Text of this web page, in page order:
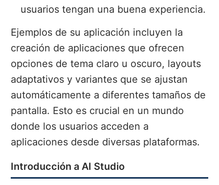
usuarios tengan una buena experiencia.
Ejemplos de su aplicación incluyen la
creación de aplicaciones que ofrecen
opciones de tema claro u oscuro, layouts
adaptativos y variantes que se ajustan
automáticamente a diferentes tamaños de
pantalla. Esto es crucial en un mundo
donde los usuarios acceden a
aplicaciones desde diversas plataformas.
Introducción a AI Studio